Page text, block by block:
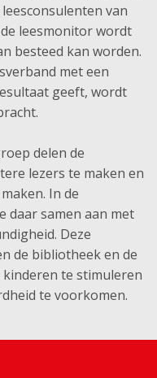
van
leesmonitor wordt
besteed kan worden.
met een
geeft, wordt
delen de
lezers te maken en
In de
daar samen aan met
Deze
de bibliotheek en de
te stimuleren
te voorkomen.